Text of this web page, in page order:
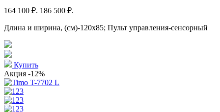
164 100 ₽. 186 500 ₽.
Длина и ширина, (см)-120x85; Пульт управления-сенсорный
Купить
Акция -12%